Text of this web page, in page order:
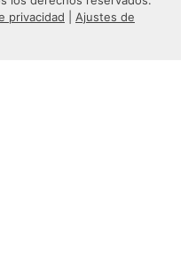
privacidad
Ajustes de